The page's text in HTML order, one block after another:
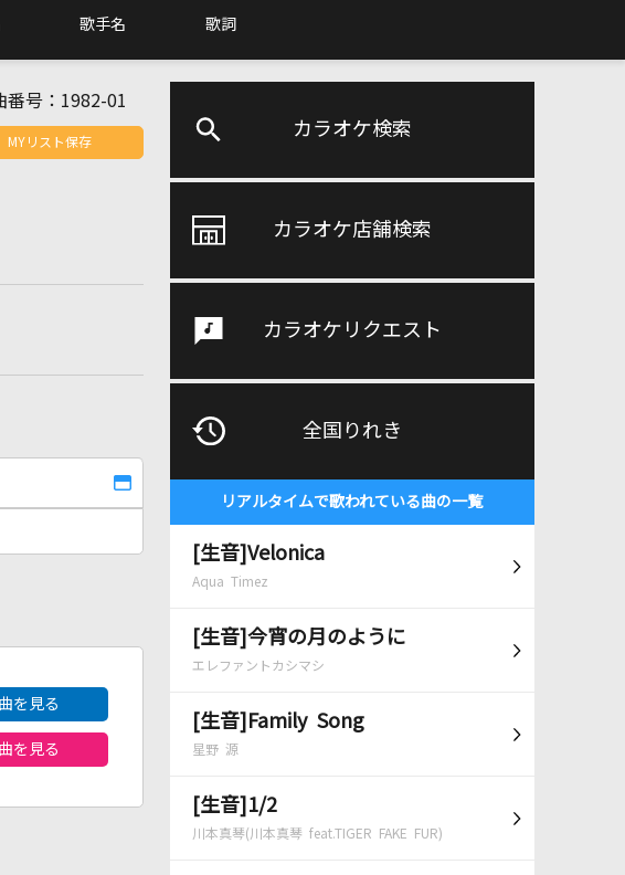
歌手名 歌詞
カラオケ検索
カラオケ店舗検索
カラオケリクエスト
全国りれき
リアルタイムで歌われている曲の一覧
[生音]Velonica
Aqua Timez
[生音]今宵の月のように
エレファントカシマシ
[生音]Family Song
星野 源
[生音]1/2
川本真琴(川本真琴 feat.TIGER FAKE FUR)
番号： 1982-01
MYリスト保存
を見る
を見る